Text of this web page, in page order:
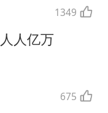
1349
人亿万
675